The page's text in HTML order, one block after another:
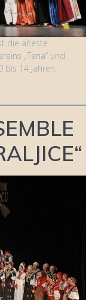
die älteste
„Tena“ und
14 Jahren.